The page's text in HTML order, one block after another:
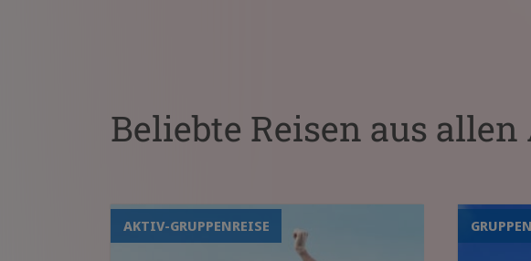
Beliebte Reisen aus
AKTIV-GRUPPENREISE